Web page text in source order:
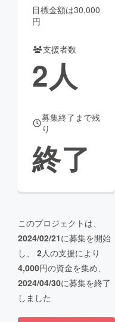
CAMPFIRE Creation
コミュニティ
目標金額は30,000
円
支援者数
2人
募集終了まで残
り
終了
このプロジェクトは、
2024/02/21に募集を開始
し、 2人の支援により
4,000円の資金を集め、
2024/04/30に募集を終了
しました